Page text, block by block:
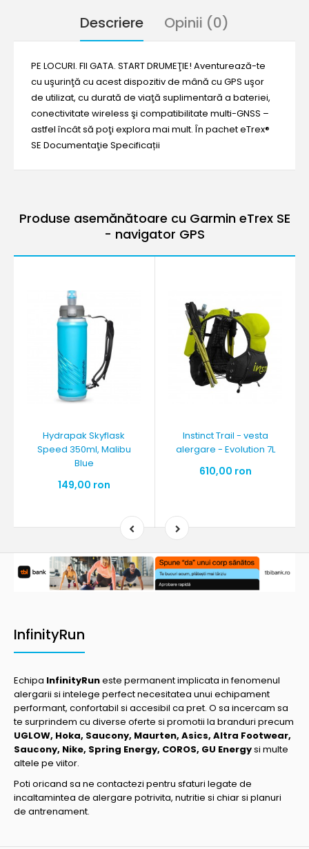
Descriere Opinii (0)
PE LOCURI. FII GATA. START DRUMEŢIE! Aventurează-te
cu uşurinţă cu acest dispozitiv de mână cu GPS uşor
de utilizat, cu durată de viaţă suplimentară a bateriei,
conectivitate wireless şi compatibilitate multi-GNSS –
astfel încât să poţi explora mai mult. În pachet eTrex®
SE Documentaţie Specificații
Produse asemănătoare cu Garmin eTrex SE
- navigator GPS
Hydrapak Skyflask
Speed 350ml, Malibu
Blue
149,00 ron
Instinct Trail - vesta
alergare - Evolution 7L
610,00 ron
InfinityRun
Echipa InfinityRuneste permanent implicata in fenomenul
alergarii si intelege perfect necesitatea unui echipament
performant, confortabil si accesibil ca pret. O sa incercam sa
te surprindem cu diverse oferte si promotii la branduri precum
UGLOW, Hoka, Saucony, Maurten, Asics, Altra Footwear,
Saucony, Nike, Spring Energy, COROS, GU Energysi multe
altele pe viitor.
Poti oricand sa ne contactezi pentru sfaturi legate de
incaltamintea de alergare potrivita, nutritie si chiar si planuri
de antrenament.